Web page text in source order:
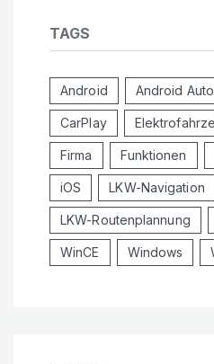
TAGS
Android Android Auto
CarPlay
Firma Funktionen
iOS LKW-Navigation
LKW-Routenplannung
WinCE Windows